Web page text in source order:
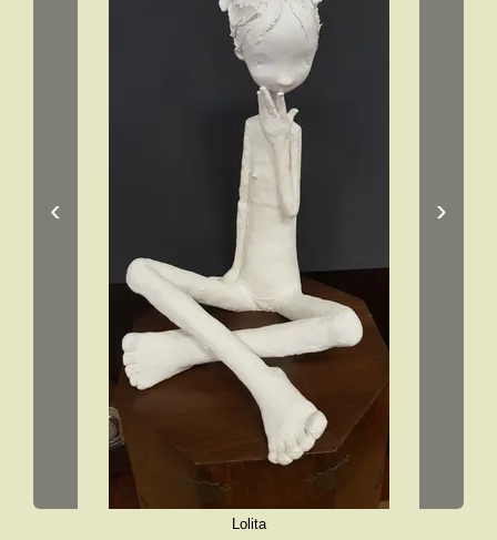
‹ ›
Lolita